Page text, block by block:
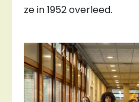
ze in 1952 overleed.